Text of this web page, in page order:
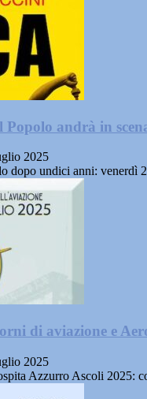
Popolo andrà in
2025
dopo undici anni: venerdì
di aviazione e
2025
Azzurro Ascoli 2025: